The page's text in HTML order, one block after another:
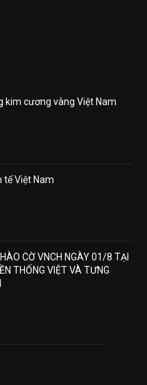
kim cương vàng Việt Nam
tế Việt Nam
CỜ VNCH NGÀY 01/8 TẠI
THỐNG VIỆT VÀ TƯNG